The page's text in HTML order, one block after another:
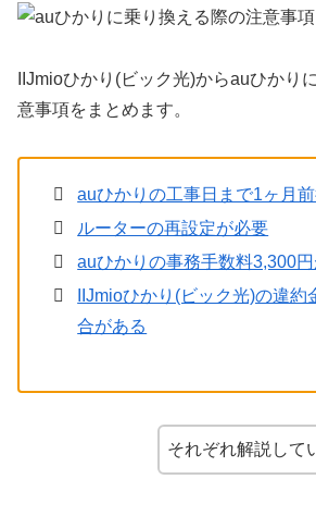
IIJmioひかり(ビック光)からauひかり
意事項をまとめます。
auひかりの工事日まで1ヶ月
ルーターの再設定が必要
auひかりの事務手数料3,300
IIJmioひかり(ビック光)の違
合がある
それぞれ解説して